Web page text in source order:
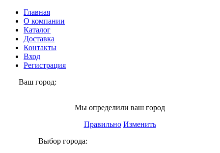
Главная
О компании
Каталог
Доставка
Контакты
Вход
Регистрация
Ваш город:
Мы определили ваш город
Правильно Изменить
Выбор города: